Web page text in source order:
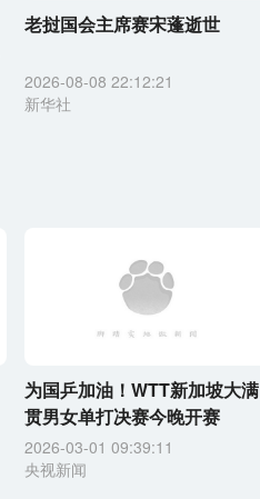
老挝国会主席赛宋蓬逝世
2026-08-08 22:12:21
新华社
为国乒加油！WTT新加坡大满
贯男女单打决赛今晚开赛
2026-03-01 09:39:11
央视新闻